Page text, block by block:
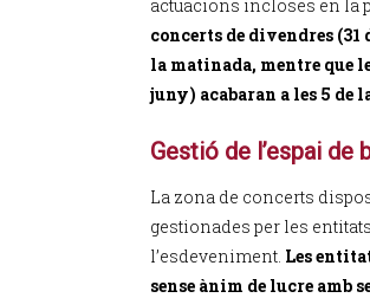
actuacions incloses en la
concerts de divendres
la matinada, mentre que
juny) acabaran a les 5 de
Gestió de l’espai de
La zona de concerts
gestionades per les
l’esdeveniment. Les
sense ànim de lucre amb